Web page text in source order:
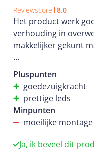
Reviewscore 8.0
Het product werk
verhouding in
makkelijker gekunt
Kort om als je een
leuke prijs is deze
Pluspunten
goedezuigkracht
prettige leds
Minpunten
moeilijke montage
Ja, ik beveel dit